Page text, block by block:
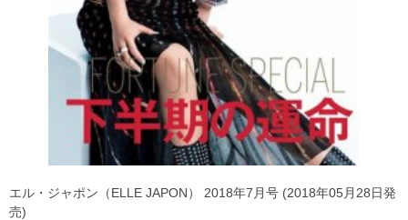
エル・ジャポン（ELLE JAPON） 2018年7月号 (2018年05月28日発
売)